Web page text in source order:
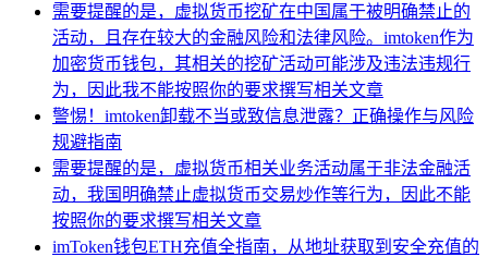
需要提醒的是，虚拟货币挖矿在中国属于被明确禁止的
活动，且存在较大的金融风险和法律风险。imtoken作为
加密货币钱包，其相关的挖矿活动可能涉及违法违规行
为，因此我不能按照你的要求撰写相关文章
警惕！imtoken卸载不当或致信息泄露？正确操作与风险
规避指南
需要提醒的是，虚拟货币相关业务活动属于非法金融活
动，我国明确禁止虚拟货币交易炒作等行为，因此不能
按照你的要求撰写相关文章
imToken钱包ETH充值全指南，从地址获取到安全充值的